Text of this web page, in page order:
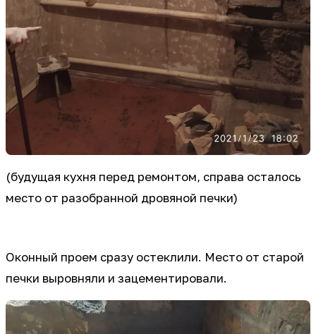
(будущая кухня перед ремонтом, справа осталось
место от разобранной дровяной печки)
Оконный проем сразу остеклили. Место от старой
печки выровняли и зацементировали.